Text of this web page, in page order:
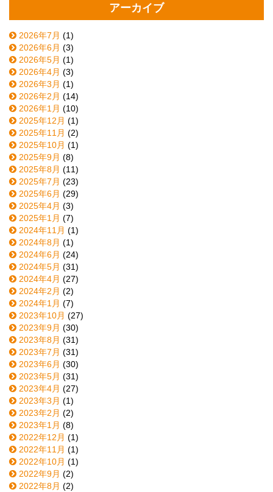
アーカイブ
2026年7月 (1)
2026年6月 (3)
2026年5月 (1)
2026年4月 (3)
2026年3月 (1)
2026年2月 (14)
2026年1月 (10)
2025年12月 (1)
2025年11月 (2)
2025年10月 (1)
2025年9月 (8)
2025年8月 (11)
2025年7月 (23)
2025年6月 (29)
2025年4月 (3)
2025年1月 (7)
2024年11月 (1)
2024年8月 (1)
2024年6月 (24)
2024年5月 (31)
2024年4月 (27)
2024年2月 (2)
2024年1月 (7)
2023年10月 (27)
2023年9月 (30)
2023年8月 (31)
2023年7月 (31)
2023年6月 (30)
2023年5月 (31)
2023年4月 (27)
2023年3月 (1)
2023年2月 (2)
2023年1月 (8)
2022年12月 (1)
2022年11月 (1)
2022年10月 (1)
2022年9月 (2)
2022年8月 (2)